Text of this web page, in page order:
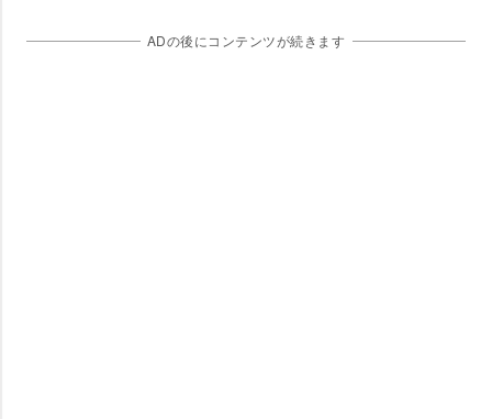
ADの後にコンテンツが続きます